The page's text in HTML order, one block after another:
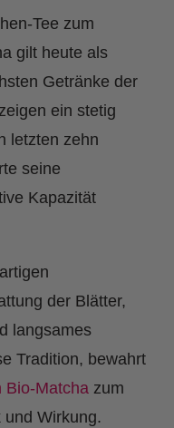
Tee zum
gilt heute als
Getränke der
ein stetig
letzten zehn
seine
Kapazität
der Blätter,
langsames
Tradition, bewahrt
Bio-Matcha zum
Wirkung.